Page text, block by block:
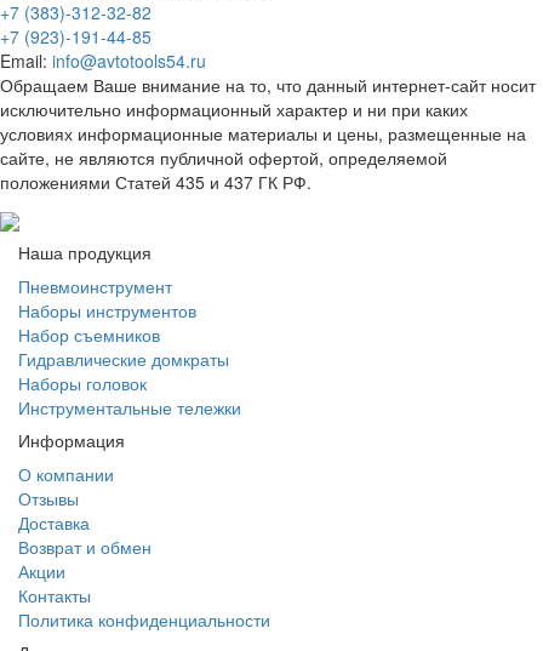
+7 (383)-312-32-82
+7 (923)-191-44-85
Email: info@avtotools54.ru
Обращаем Ваше внимание на то, что данный интернет-сайт носит
исключительно информационный характер и ни при каких
условиях информационные материалы и цены, размещенные на
сайте, не являются публичной офертой, определяемой
положениями Статей 435 и 437 ГК РФ.
Наша продукция
Пневмоинструмент
Наборы инструментов
Набор съемников
Гидравлические домкраты
Наборы головок
Инструментальные тележки
Информация
О компании
Отзывы
Доставка
Возврат и обмен
Акции
Контакты
Политика конфиденциальности